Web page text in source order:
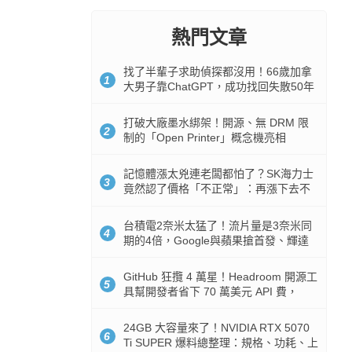
熱門文章
1
找了半輩子求助偵探都沒用！66歲加拿
大男子靠ChatGPT，成功找回失散50年
2
打破大廠墨水綁架！開源、無 DRM 限
制的「Open Printer」概念機亮相
3
記憶體漲太兇連老闆都怕了？SK海力士
竟然認了價格「不正常」：再漲下去不
4
台積電2奈米太猛了！流片量是3奈米同
期的4倍，Google與蘋果搶首發、輝達
5
GitHub 狂攬 4 萬星！Headroom 開源工
具幫開發者省下 70 萬美元 API 費，
6
24GB 大容量來了！NVIDIA RTX 5070
Ti SUPER 爆料總整理：規格、功耗、上